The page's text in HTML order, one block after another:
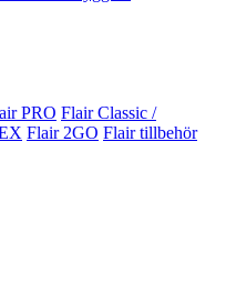
PRO Flair Classic /
Flair 2GO Flair tillbehör